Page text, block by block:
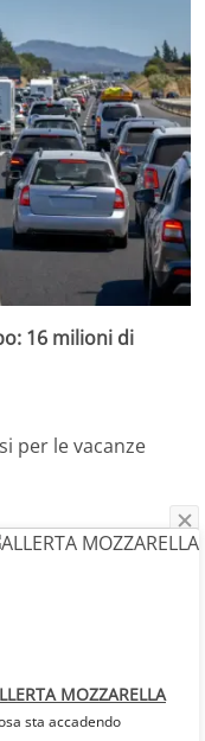
16 milioni di
per le vacanze
MOZZARELLA
sta accadendo